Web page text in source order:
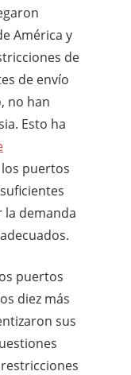
América y
de
de envío
no han
Esto ha
puertos
la demanda
puertos
diez más
sus